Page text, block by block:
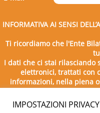
INFORMATIVA AI SENSI
Ti ricordiamo che l'Ente
I dati che ci stai rilasciando
elettronici, trattati con
informazioni, nella piena
IMPOSTAZIONI